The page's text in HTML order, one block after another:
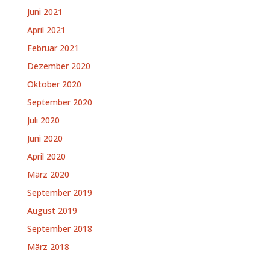
Juni 2021
April 2021
Februar 2021
Dezember 2020
Oktober 2020
September 2020
Juli 2020
Juni 2020
April 2020
März 2020
September 2019
August 2019
September 2018
März 2018